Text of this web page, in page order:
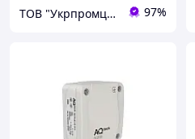
ТОВ "Укрпромцентр ЛТД" 97%